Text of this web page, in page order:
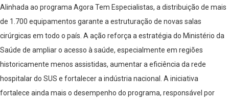
Alinhada ao programa Agora Tem Especialistas, a distribuição de mais
de 1.700 equipamentos garante a estruturação de novas salas
cirúrgicas em todo o país. A ação reforça a estratégia do Ministério da
Saúde de ampliar o acesso à saúde, especialmente em regiões
historicamente menos assistidas, aumentar a eficiência da rede
hospitalar do SUS e fortalecer a indústria nacional. A iniciativa
fortalece ainda mais o desempenho do programa, responsável por